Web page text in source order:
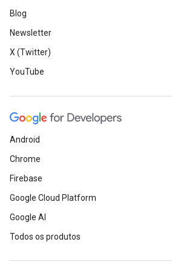
Blog
Newsletter
X (Twitter)
YouTube
Android
Chrome
Firebase
Google Cloud Platform
Google AI
Todos os produtos